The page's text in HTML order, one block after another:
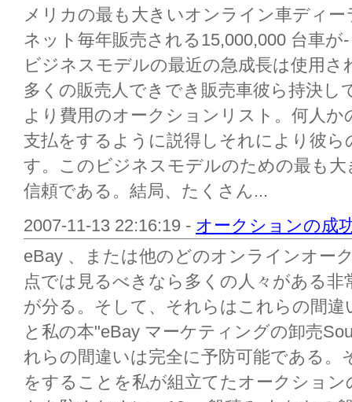
メリカの最も大きいオンライン車ディ
ネット毎年販売される15,000,000 台車
ビジネスモデルの最近の急成長は使用
多くの販売人できでき販売車彼ら持決し
より費用のオークションリスト。何人
支払をするように説得しそれにより彼
す。このビジネスモデルのための最も
信頼である。結局、たくさん...
2007-11-13 22:16:19 - オークションの成
eBay 、または他のどのオンラインオー
点では見るべきなら多くの人々がある
が分る。そして、それらはこれらの間
と私の本"eBay マーケティングの卸売
れらの間違いは完全に予防可能である
をすることを私が組立てたオークショ